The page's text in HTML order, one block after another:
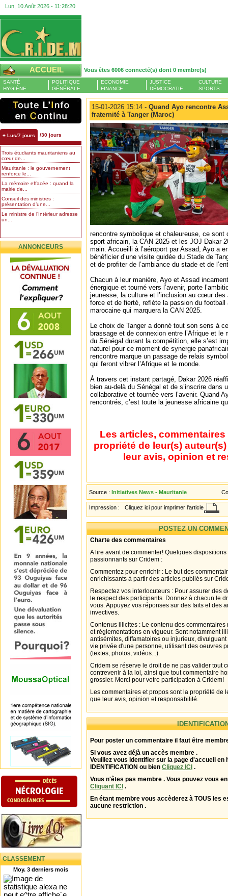
Lun, 10 Août 2026 - 11:28:20
ACCUEIL Vous êtes 6006 connecté(s) dont 0 membre(s)
SANTÉ
HYGIÈNE
POLITIQUE
GÉNÉRALE
ECONOMIE
FINANCE
JUSTICE
DÉMOCRATIE
CULTURE
SPORTS
+ Lus/7 jours /30 jours
Trois étudiants mauritaniens au
cœur de...
Mauritanie : le gouvernement
renforce le...
La mémoire effacée : quand la
mairie de...
Conseil des ministres :
présentation d’une...
Le ministre de l’Intérieur adresse
un...
ANNONCEURS
CLASSEMENT
Moy. 3 derniers mois
15-01-2026 15:14 - Quand Ayo rencontre
fraternité à Tanger (Maroc)
rencontre symbolique et chaleureuse, ce sont
sport africain, la CAN 2025 et les JOJ Dakar
main. Accueilli à l’aéroport par Assad, Ayo a
bénéficier d’une visite guidée du Stade de
et de profiter de l’ambiance du stade et de
Chacun à leur manière, Ayo et Assad
énergique et tourné vers l’avenir, porte
jeunesse, la culture et l’inclusion au cœur
force et de fierté, reflète la passion du football
marocaine qui marquera la CAN 2025.
Le choix de Tanger a donné tout son sens à
brassage et de connexion entre l’Afrique et le
du Sénégal durant la compétition, elle s’est
naturel pour ce moment de synergie
rencontre marque un passage de relais
qui feront vibrer l’Afrique et le monde.
À travers cet instant partagé, Dakar 2026
bien au-delà du Sénégal et de s’inscrire dans
collaborative et tournée vers l’avenir. Quand
rencontrés, c’est toute la jeunesse africaine
Les articles,
propriété de leur(s)
leur avis, opinion et
Source : Initiatives News - Mauritanie
Impression : Cliquez ici pour imprimer l'article
POSTEZ UN
Charte des commentaires
A lire avant de commenter! Quelques
passionnants sur Cridem :
Commentez pour enrichir : Le but des
enrichissants à partir des articles publiés sur
Respectez vos interlocuteurs : Pour assurer des
le respect des participants. Donnez à chacun le
vous. Appuyez vos réponses sur des faits et des
invectives.
Contenus illicites : Le contenu des
et réglementations en vigueur. Sont notamment
antisémites, diffamatoires ou injurieux,
vie privée d'une personne, utilisant des oeuvres
(textes, photos, vidéos...).
Cridem se réserve le droit de ne pas valider tout
contrevenir à la loi, ainsi que tout commentaire
grossier. Merci pour votre participation à Cridem!
Les commentaires et propos sont la propriété de
que leur avis, opinion et responsabilité.
Pour poster un commentaire il faut être
Si vous avez déjà un accès membre .
Veuillez vous identifier sur la page d'accueil en
IDENTIFICATION ou bien Cliquez ICI .
Vous n'êtes pas membre . Vous pouvez vous
Cliquant ICI .
En étant membre vous accèderez à TOUS les
aucune restriction .